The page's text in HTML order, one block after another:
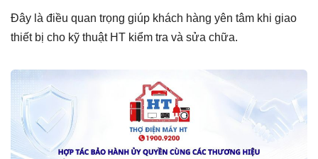
Đây là điều quan trọng giúp khách hàng yên tâm khi giao
thiết bị cho kỹ thuật HT kiểm tra và sửa chữa.